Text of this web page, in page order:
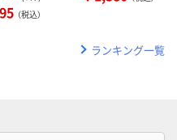
（税込）
ランキング一覧